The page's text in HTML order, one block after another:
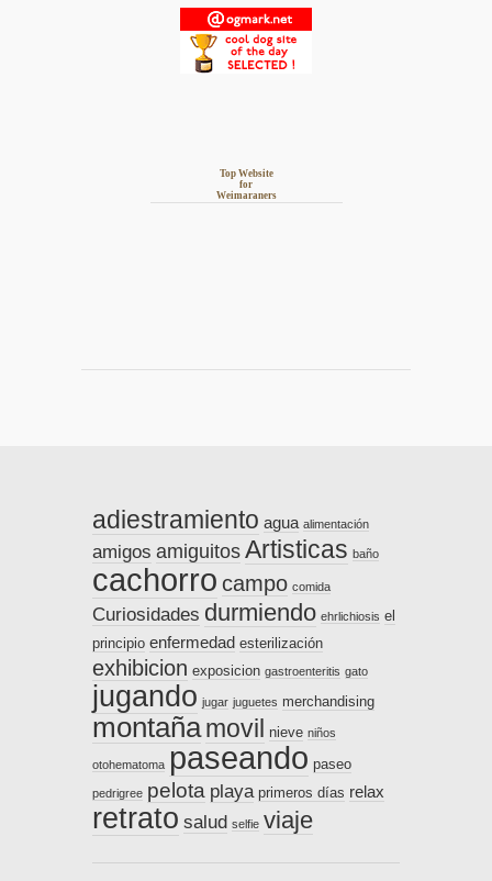
Top Website
for
Weimaraners
adiestramiento agua alimentación
amigos amiguitos Artisticas baño
cachorro campo comida
Curiosidades durmiendo ehrlichiosis el
principio enfermedad esterilización
exhibicion exposicion gastroenteritis gato
jugando jugar juguetes merchandising
montañamovil nieve niños
otohematoma paseando paseo
pedrigree pelota playa primeros días relax
retrato salud selfie viaje